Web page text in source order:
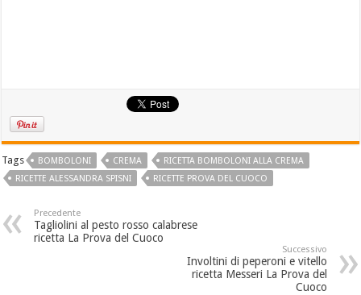
Tags BOMBOLONI CREMA
RICETTA BOMBOLONI ALLA CREMA
RICETTE ALESSANDRA SPISNI
RICETTE PROVA DEL CUOCO
Precedente
Tagliolini al pesto rosso calabrese
ricetta La Prova del Cuoco
Successivo
Involtini di peperoni e vitello
ricetta Messeri La Prova del
Cuoco